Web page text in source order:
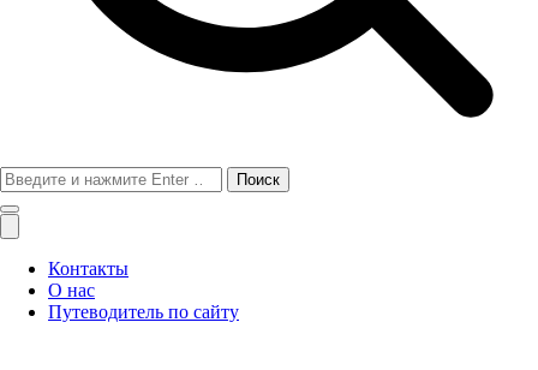
Поиск
для:
Контакты
О нас
Путеводитель по сайту